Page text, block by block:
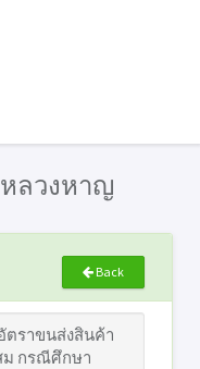
ลวงหาญ
Back
ราขนส่งสินค้า
กรณีศึกษา